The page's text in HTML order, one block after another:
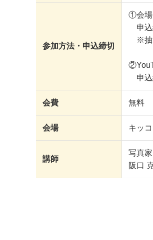
参加方法・申込締切
①会場
申込
※
申込
会費 無料
会場 キッ
講師
写真家
阪口